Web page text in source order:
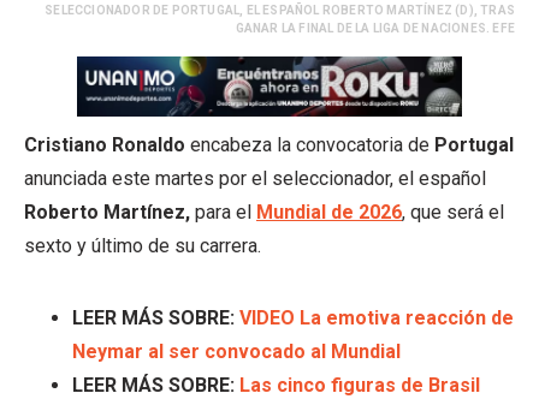
SELECCIONADOR DE PORTUGAL, EL ESPAÑOL ROBERTO MARTÍNEZ (D), TRAS
GANAR LA FINAL DE LA LIGA DE NACIONES. EFE
Cristiano Ronaldo encabeza la convocatoria de Portugal
anunciada este martes por el seleccionador, el español
Roberto Martínez, para el Mundial de 2026, que será el
sexto y último de su carrera.
LEER MÁS SOBRE: VIDEO La emotiva reacción de
Neymar al ser convocado al Mundial
LEER MÁS SOBRE: Las cinco figuras de Brasil